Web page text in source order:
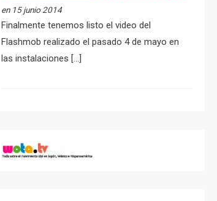
en 15 junio 2014
Finalmente tenemos listo el video del
Flashmob realizado el pasado 4 de mayo en
las instalaciones […]